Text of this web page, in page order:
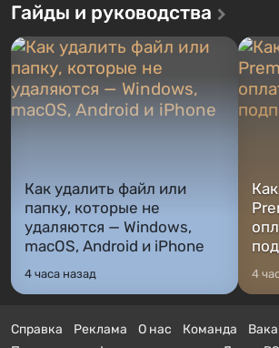
Гайды и руководства
Как удалить файл или
папку, которые не
удаляются — Windows,
macOS, Android и iPhone
4 часа назад 4
Справка Реклама О нас Команда